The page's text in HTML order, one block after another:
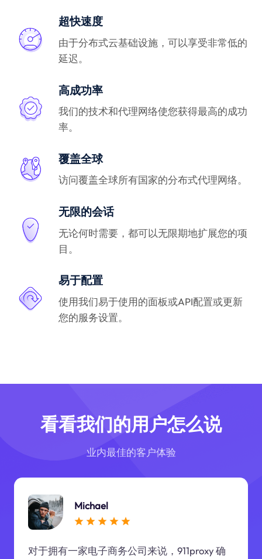
超快速度
由于分布式云基础设施，可以享受非常低的
延迟。
高成功率
我们的技术和代理网络使您获得最高的成功
率。
覆盖全球
访问覆盖全球所有国家的分布式代理网络。
无限的会话
无论何时需要，都可以无限期地扩展您的项
目。
易于配置
使用我们易于使用的面板或API配置或更新
您的服务设置。
看看我们的用户怎么说
业内最佳的客户体验
Michael
对于拥有一家电子商务公司来说，911proxy 确